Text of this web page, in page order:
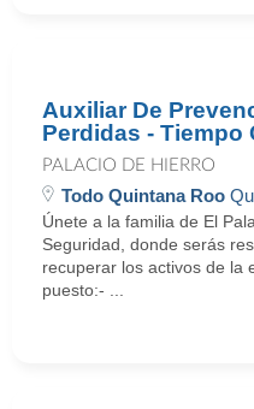
Auxiliar De
Perdidas - Tiempo
PALACIO DE HIERRO
Todo Quintana Roo
Únete a la familia de El
Seguridad, donde serás
recuperar los activos de la
puesto:- ...